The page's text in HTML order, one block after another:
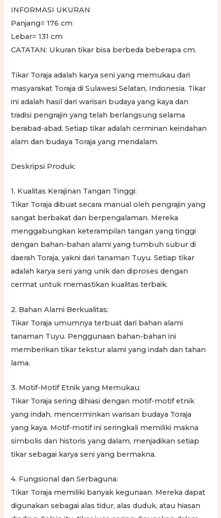
INFORMASI UKURAN
Panjang= 176 cm
Lebar= 131 cm
CATATAN: Ukuran tikar bisa berbeda beberapa cm.
Tikar Toraja adalah karya seni yang memukau dari
masyarakat Toraja di Sulawesi Selatan, Indonesia. Tikar
ini adalah hasil dari warisan budaya yang kaya dan
tradisi pengrajin yang telah berlangsung selama
berabad-abad. Setiap tikar adalah cerminan keindahan
alam dan budaya Toraja yang mendalam.
Deskripsi Produk:
1. Kualitas Kerajinan Tangan Tinggi:
Tikar Toraja dibuat secara manual oleh pengrajin yang
sangat berbakat dan berpengalaman. Mereka
menggabungkan keterampilan tangan yang tinggi
dengan bahan-bahan alami yang tumbuh subur di
daerah Toraja, yakni dari tanaman Tuyu. Setiap tikar
adalah karya seni yang unik dan diproses dengan
cermat untuk memastikan kualitas terbaik.
2. Bahan Alami Berkualitas:
Tikar Toraja umumnya terbuat dari bahan alami
tanaman Tuyu. Penggunaan bahan-bahan ini
memberikan tikar tekstur alami yang indah dan tahan
lama.
3. Motif-Motif Etnik yang Memukau:
Tikar Toraja sering dihiasi dengan motif-motif etnik
yang indah, mencerminkan warisan budaya Toraja
yang kaya. Motif-motif ini seringkali memiliki makna
simbolis dan historis yang dalam, menjadikan setiap
tikar sebagai karya seni yang bermakna.
4. Fungsional dan Serbaguna:
Tikar Toraja memiliki banyak kegunaan. Mereka dapat
digunakan sebagai alas tidur, alas duduk, atau hiasan